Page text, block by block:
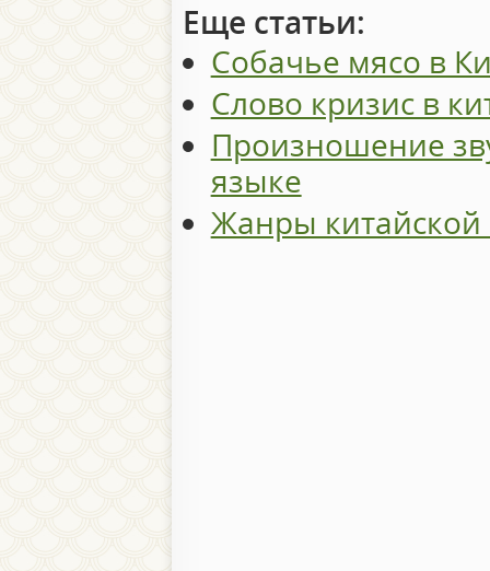
Еще статьи:
Собачье мясо в
Слово кризис в
Произношение
языке
Жанры